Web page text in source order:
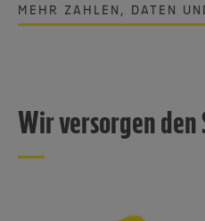
MEHR ZAHLEN, DATEN
Wir versorgen